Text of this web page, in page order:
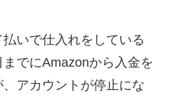
いで仕入れをしている
でにAmazonから入金を
アカウントが停止にな